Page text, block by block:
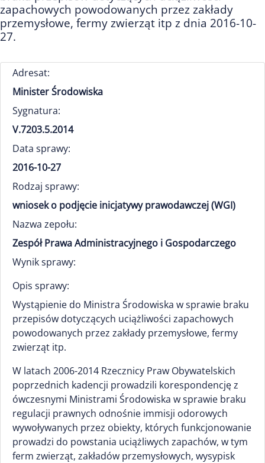
zapachowych powodowanych przez zakłady
przemysłowe, fermy zwierząt itp z dnia 2016-10-
27.
Adresat:
Minister Środowiska
Sygnatura:
V.7203.5.2014
Data sprawy:
2016-10-27
Rodzaj sprawy:
wniosek o podjęcie inicjatywy prawodawczej (WGI)
Nazwa zepołu:
Zespół Prawa Administracyjnego i Gospodarczego
Wynik sprawy:
Opis sprawy:
Wystąpienie do Ministra Środowiska w sprawie braku
przepisów dotyczących uciążliwości zapachowych
powodowanych przez zakłady przemysłowe, fermy
zwierząt itp.
W latach 2006-2014 Rzecznicy Praw Obywatelskich
poprzednich kadencji prowadzili korespondencję z
ówczesnymi Ministrami Środowiska w sprawie braku
regulacji prawnych odnośnie immisji odorowych
wywoływanych przez obiekty, których funkcjonowanie
prowadzi do powstania uciążliwych zapachów, w tym
ferm zwierząt, zakładów przemysłowych, wysypisk